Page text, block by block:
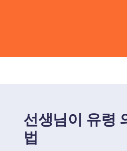
선생님이 유령
법